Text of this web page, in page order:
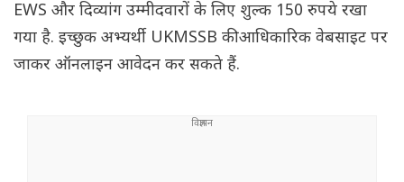
EWS और दिव्यांग उम्मीदवारों के लिए शुल्क 150 रुपये रखा
गया है. इच्छुक अभ्यर्थी UKMSSB की आधिकारिक वेबसाइट पर
जाकर ऑनलाइन आवेदन कर सकते हैं.